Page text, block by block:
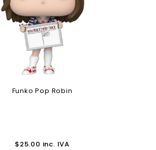
Funko Pop Robin
$25.00 inc. IVA